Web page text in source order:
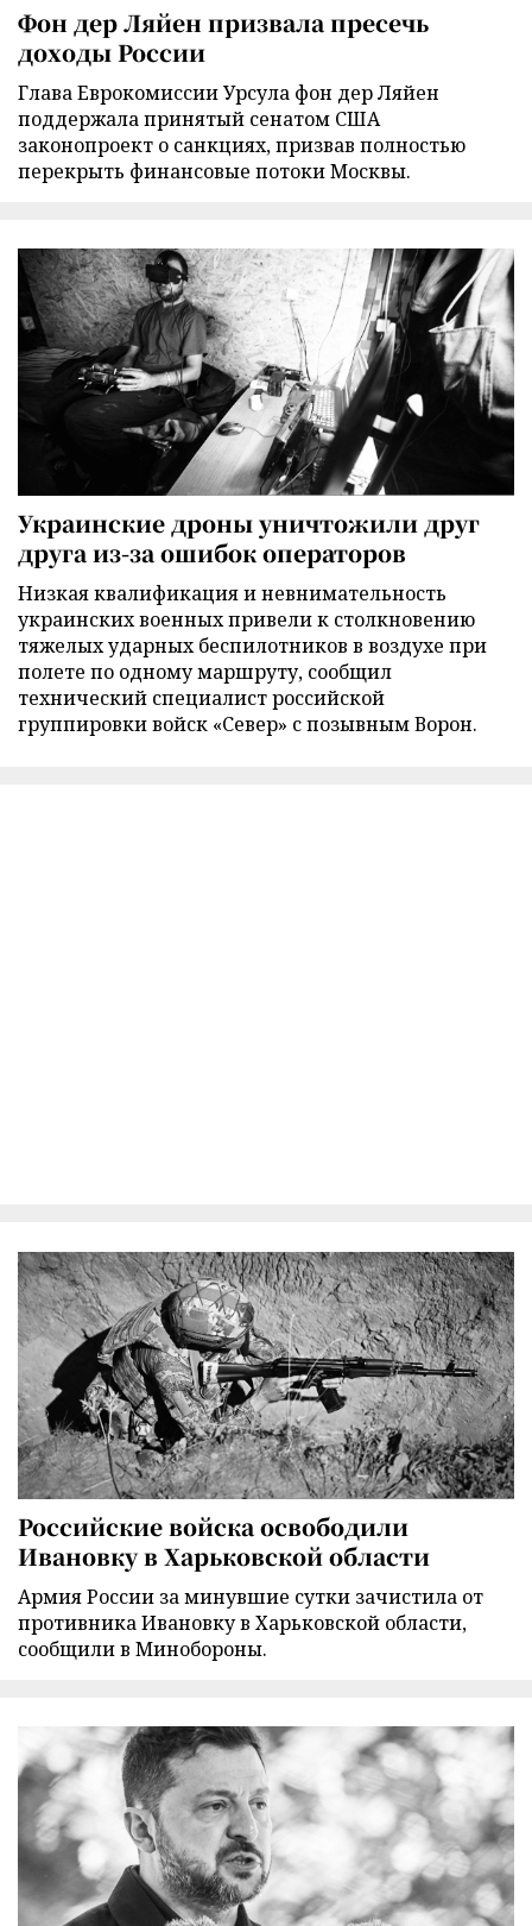
Фон дер Ляйен призвала пресечь
доходы России
Глава Еврокомиссии Урсула фон дер Ляйен
поддержала принятый сенатом США
законопроект о санкциях, призвав полностью
перекрыть финансовые потоки Москвы.
Украинские дроны уничтожили друг
друга из-за ошибок операторов
Низкая квалификация и невнимательность
украинских военных привели к столкновению
тяжелых ударных беспилотников в воздухе при
полете по одному маршруту, сообщил
технический специалист российской
группировки войск «Север» с позывным Ворон.
Российские войска освободили
Ивановку в Харьковской области
Армия России за минувшие сутки зачистила от
противника Ивановку в Харьковской области,
сообщили в Минобороны.